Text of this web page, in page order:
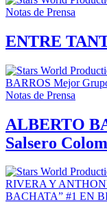
Notas de Prensa
ENTRE
Notas de Prensa
ALBERTO
Salsero